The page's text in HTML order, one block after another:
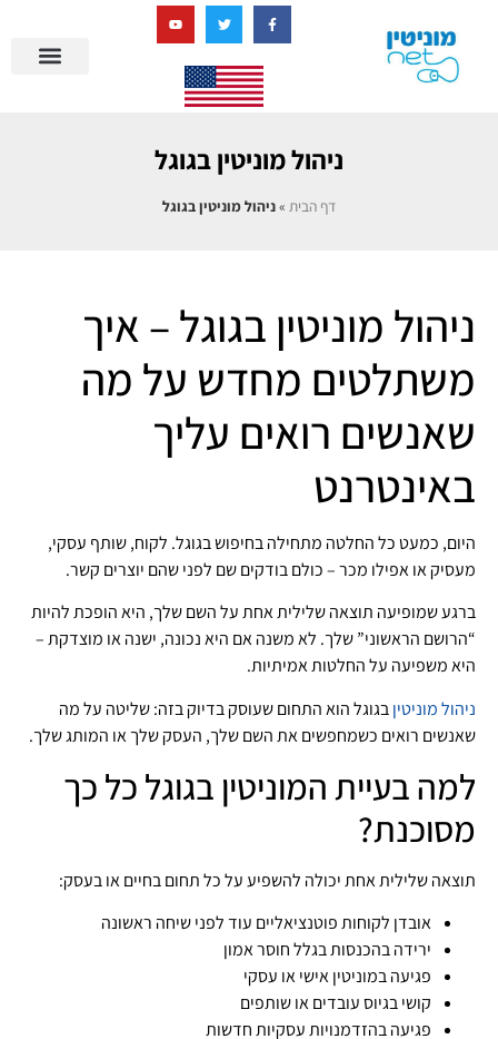
ניהול מוניטין בגוגל
דף הבית »ניהול מוניטין בגוגל
ניהול מוניטין בגוגל – איך
משתלטים מחדש על מה
שאנשים רואים עליך
באינטרנט
היום, כמעט כל החלטה מתחילה בחיפוש בגוגל. לקוח, שותף עסקי,
מעסיק או אפילו מכר – כולם בודקים שם לפני שהם יוצרים קשר.
ברגע שמופיעה תוצאה שלילית אחת על השם שלך, היא הופכת להיות
“הרושם הראשוני” שלך. לא משנה אם היא נכונה, ישנה או מוצדקת –
היא משפיעה על החלטות אמיתיות.
ניהול מוניטיןבגוגל הוא התחום שעוסק בדיוק בזה: שליטה על מה
שאנשים רואים כשמחפשים את השם שלך, העסק שלך או המותג שלך.
למה בעיית המוניטין בגוגל כל כך
מסוכנת?
תוצאה שלילית אחת יכולה להשפיע על כל תחום בחיים או בעסק:
אובדן לקוחות פוטנציאליים עוד לפני שיחה ראשונה
ירידה בהכנסות בגלל חוסר אמון
פגיעה במוניטין אישי או עסקי
קושי בגיוס עובדים או שותפים
פגיעה בהזדמנויות עסקיות חדשות